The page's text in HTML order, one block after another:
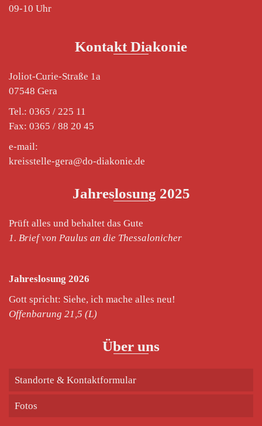
09-10 Uhr
Kontakt Diakonie
Joliot-Curie-Straße 1a
07548 Gera
Tel.: 0365 / 225 11
Fax: 0365 / 88 20 45
e-mail:
kreisstelle-gera@do-diakonie.de
Jahreslosung 2025
Prüft alles und behaltet das Gute
1. Brief von Paulus an die Thessalonicher
Jahreslosung 2026
Gott spricht: Siehe, ich mache alles neu!
Offenbarung 21,5 (L)
Über uns
Standorte & Kontaktformular
Fotos